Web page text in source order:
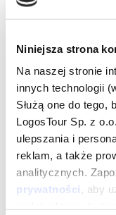
Niniejsza strona
Na naszej stronie
innych technologii
Służą one do tego,
LogosTour Sp. z
ulepszania i
reklam, a także
analitycznych.
prywatności , aby